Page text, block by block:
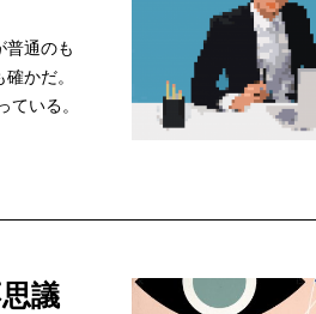
普通のも
かだ。
いる。
議